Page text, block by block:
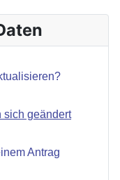
sich geändert
Antrag